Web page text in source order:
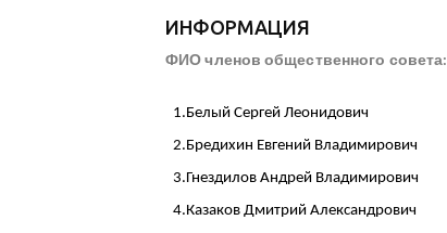
ИНФОРМАЦИЯ
ФИО членов общественного совета:
1.Белый Сергей Леонидович
2.Бредихин Евгений Владимирович
3.Гнездилов Андрей Владимирович
4.Казаков Дмитрий Александрович